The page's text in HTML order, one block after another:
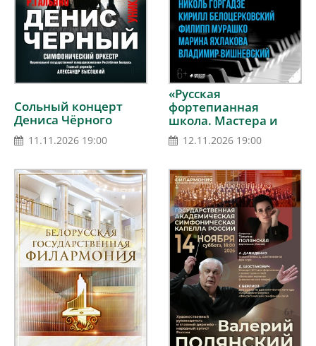
Сольный концерт
Дениса Чёрного
11.11.2026 19:00
«Русская
фортепианная
школа. Мастера и
наше будущее»
12.11.2026 19:00